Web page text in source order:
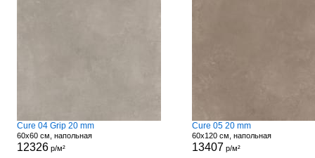
Cure 04 Grip 20 mm
60x60 см, напольная
12326р/м²
Cure 05 20 mm
60x120 см, напольная
13407 р/м²